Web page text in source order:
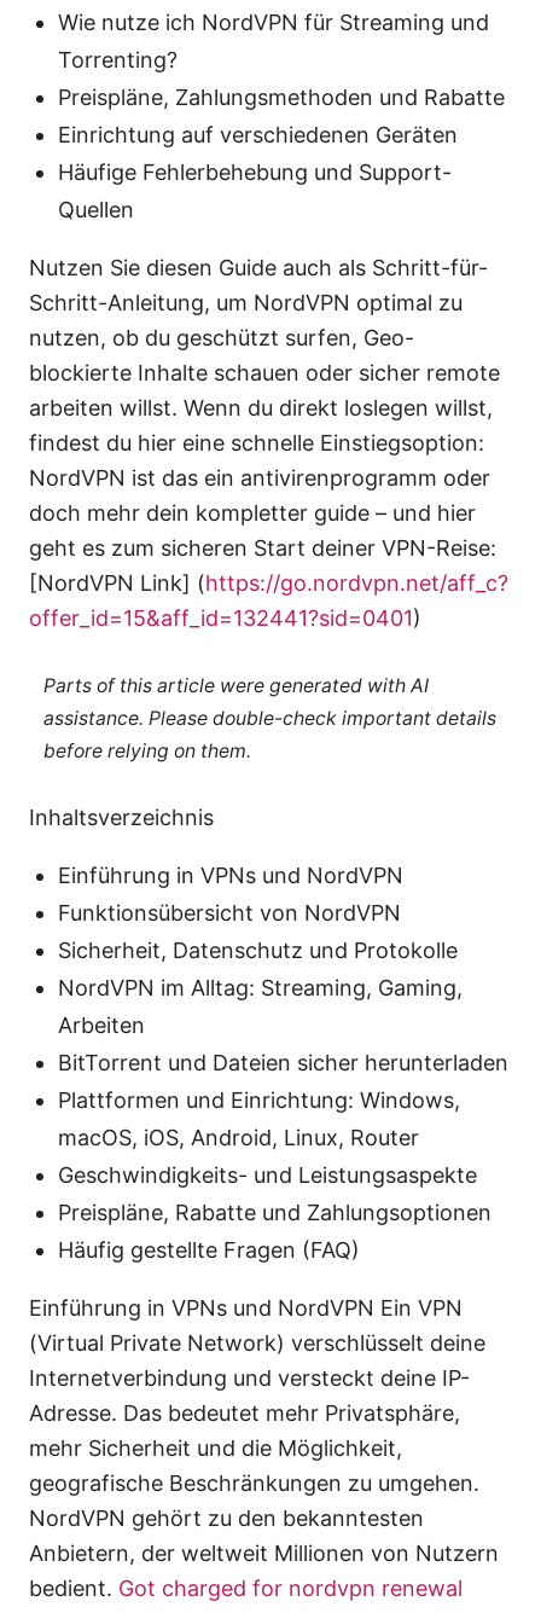
Wie nutze ich NordVPN für Streaming und
Torrenting?
Preispläne, Zahlungsmethoden und Rabatte
Einrichtung auf verschiedenen Geräten
Häufige Fehlerbehebung und Support-
Quellen
Nutzen Sie diesen Guide auch als Schritt-für-
Schritt-Anleitung, um NordVPN optimal zu
nutzen, ob du geschützt surfen, Geo-
blockierte Inhalte schauen oder sicher remote
arbeiten willst. Wenn du direkt loslegen willst,
findest du hier eine schnelle Einstiegsoption:
NordVPN ist das ein antivirenprogramm oder
doch mehr dein kompletter guide – und hier
geht es zum sicheren Start deiner VPN-Reise:
[NordVPN Link] (https://go.nordvpn.net/aff_c?
offer_id=15&aff_id=132441?sid=0401)
Parts of this article were generated with AI
assistance. Please double-check important details
before relying on them.
Inhaltsverzeichnis
Einführung in VPNs und NordVPN
Funktionsübersicht von NordVPN
Sicherheit, Datenschutz und Protokolle
NordVPN im Alltag: Streaming, Gaming,
Arbeiten
BitTorrent und Dateien sicher herunterladen
Plattformen und Einrichtung: Windows,
macOS, iOS, Android, Linux, Router
Geschwindigkeits- und Leistungsaspekte
Preispläne, Rabatte und Zahlungsoptionen
Häufig gestellte Fragen (FAQ)
Einführung in VPNs und NordVPN Ein VPN
(Virtual Private Network) verschlüsselt deine
Internetverbindung und versteckt deine IP-
Adresse. Das bedeutet mehr Privatsphäre,
mehr Sicherheit und die Möglichkeit,
geografische Beschränkungen zu umgehen.
NordVPN gehört zu den bekanntesten
Anbietern, der weltweit Millionen von Nutzern
bedient. Got charged for nordvpn renewal